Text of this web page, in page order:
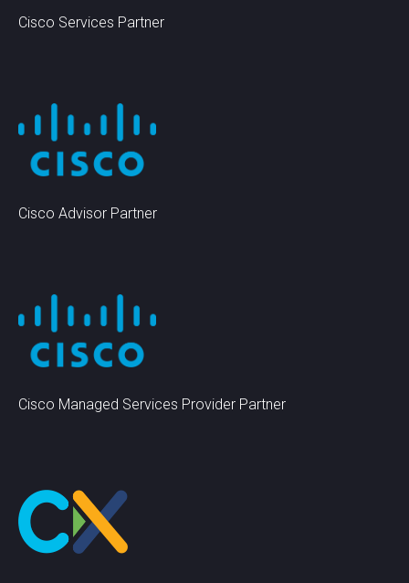
Cisco Services Partner
Cisco Advisor Partner
Cisco Managed Services Provider Partner